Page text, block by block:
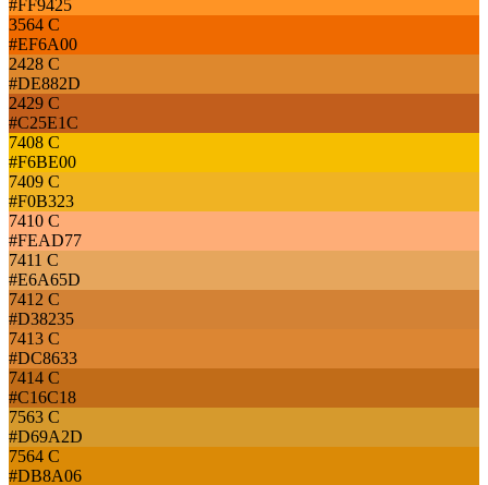
#FF9425
3564 C
#EF6A00
2428 C
#DE882D
2429 C
#C25E1C
7408 C
#F6BE00
7409 C
#F0B323
7410 C
#FEAD77
7411 C
#E6A65D
7412 C
#D38235
7413 C
#DC8633
7414 C
#C16C18
7563 C
#D69A2D
7564 C
#DB8A06